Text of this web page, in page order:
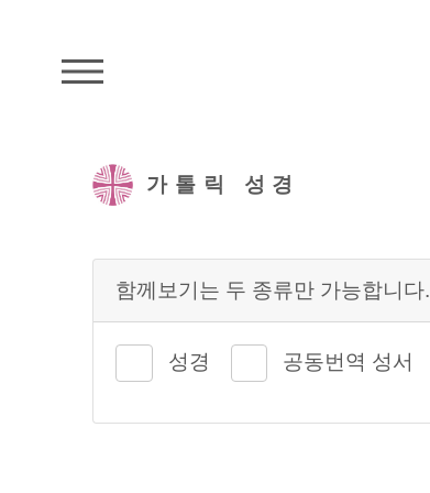
가톨릭 성경
함께보기는 두 종류만 가능합니다.
성경 공동번역 성서